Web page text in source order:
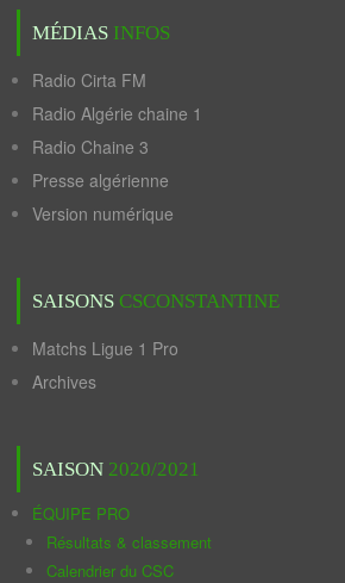
MÉDIAS INFOS
Radio Cirta FM
Radio Algérie chaine 1
Radio Chaine 3
Presse algérienne
Version numérique
SAISONS CSCONSTANTINE
Matchs Ligue 1 Pro
Archives
SAISON 2020/2021
ÉQUIPE PRO
Résultats & classement
Calendrier du CSC